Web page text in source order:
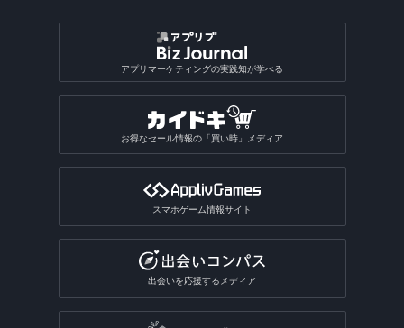
アプリマーケティングの実践知が学べる
お得なセール情報の「買い時」メディア
スマホゲーム情報サイト
出会いを応援するメディア